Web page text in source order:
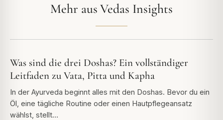
Mehr aus Vedas Insights
Was sind die drei Doshas? Ein vollständiger
Leitfaden zu Vata, Pitta und Kapha
In der Ayurveda beginnt alles mit den Doshas. Bevor du ein
Öl, eine tägliche Routine oder einen Hautpflegeansatz
wählst, stellt…